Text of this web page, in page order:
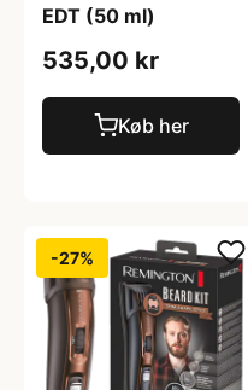
EDT (50 ml)
535,00 kr
Køb her
-27%